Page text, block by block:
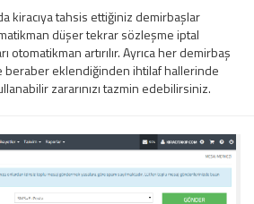
kiracıya tahsis ettiğiniz demirbaşlar
düşer tekrar sözleşme iptal
otomatikman artırılır. Ayrıca her demirbaş
beraber eklendiğinden ihtilaf hallerinde
zararınızı tazmin edebilirsiniz.